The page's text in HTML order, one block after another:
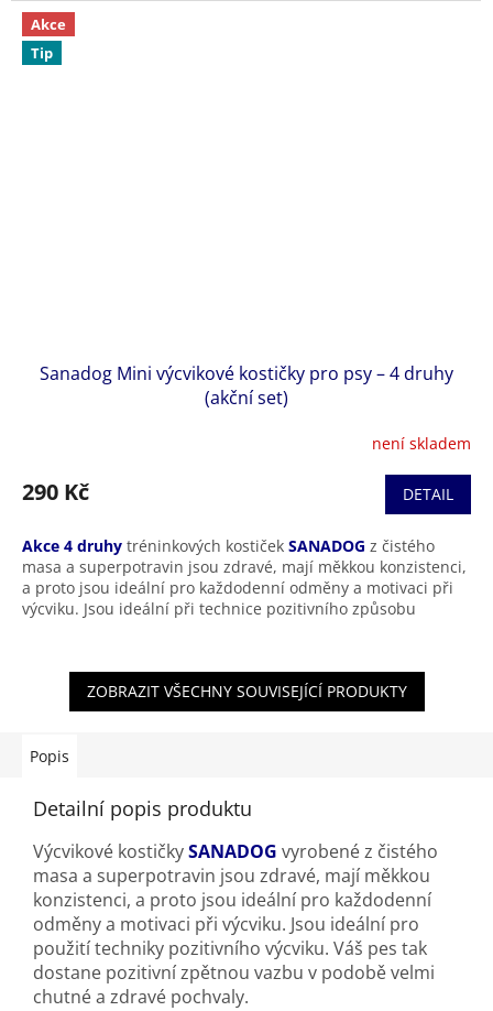
Tato lahodná receptura spojuje
zdroj živočišných bílkovin
Akce
Tip
Sanadog Mini výcvikové kostičky pro psy – 4 druhy
(akční set)
není skladem
290 Kč DETAIL
Akce 4 druhy tréninkových kostiček SANADOG z čistého
masa a superpotravin jsou zdravé, mají měkkou konzistenci,
a proto jsou ideální pro každodenní odměny a motivaci při
výcviku. Jsou ideální při technice pozitivního způsobu
ZOBRAZIT VŠECHNY SOUVISEJÍCÍ PRODUKTY
Popis
Detailní popis produktu
Výcvikové kostičkySANADOG vyrobené z čistého
masa a superpotravin jsou zdravé, mají měkkou
konzistenci, a proto jsou ideální pro každodenní
odměny a motivaci při výcviku. Jsou ideální pro
použití techniky pozitivního výcviku. Váš pes tak
dostane pozitivní zpětnou vazbu v podobě velmi
chutné a zdravé pochvaly.